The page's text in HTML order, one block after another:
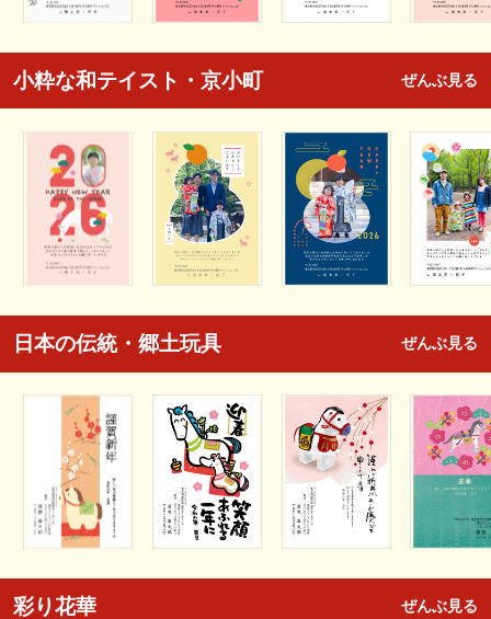
小粋な和テイスト・京小町 ぜんぶ見る
日本の伝統・郷土玩具 ぜんぶ見る
彩り花華 ぜんぶ見る